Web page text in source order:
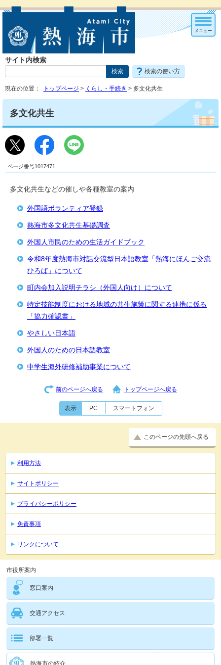
サイト内検索
検索の使い方
メニュー
現在の位置： トップページ > くらし・手続き > 多文化共生
多文化共生
ページ番号1017471
多文化共生などの催しや各種教室の案内
外国語ボランティア登録
熱海市多文化共生基礎調査
外国人市民のための生活ガイドブック
令和8年度熱海市対話交流型日本語教室「熱海にほんご交流
ひろば」について
町内会加入説明チラシ（外国人向け）について
特定技能制度における地域の共生施策に関する連携に係る
「協力確認書」
やさしい日本語
外国人のための日本語教室
中学生海外研修補助事業について
前のページへ戻る トップページへ戻る
表示 PC スマートフォン
このページの先頭へ戻る
利用方法
サイトポリシー
プライバシーポリシー
免責事項
リンクについて
市役所案内
窓口案内
交通アクセス
部署一覧
熱海市の紹介